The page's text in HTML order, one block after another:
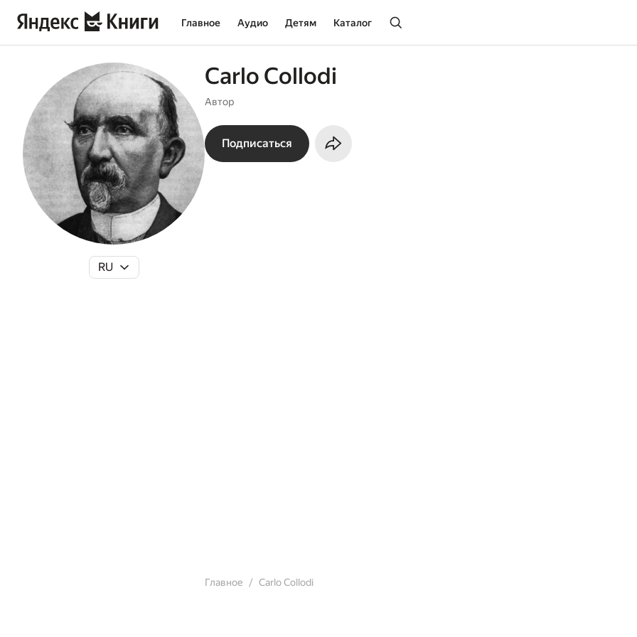
Главное Аудио Детям Каталог
RU
Carlo Collodi
Автор
Подписаться
Главное Carlo Collodi